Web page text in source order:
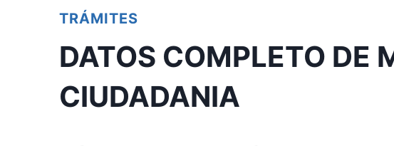
TRÁMITES
DATOS COMPLETO DE
CIUDADANIA